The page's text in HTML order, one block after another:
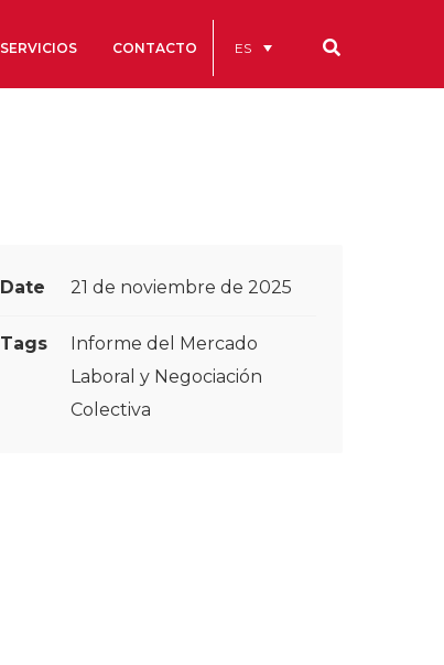
Portal de la Transparencia
SERVICIOS CONTACTO ES
Date 21 de noviembre de 2025
Tags
Informe del Mercado
Laboral y Negociación
Colectiva